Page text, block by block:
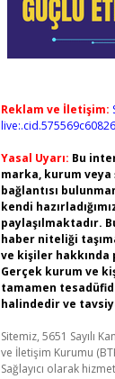
Reklam ve İletişim:
Yasal Uyarı: Bu
marka, kurum
bağlantısı
kendi
paylaşılmaktadır.
haber niteliği
ve kişiler hakkında
Gerçek kurum ve
tamamen
halindedir ve
Sitemiz, 5651 Sayılı
ve İletişim Kurumu
Sağlayıcı olarak